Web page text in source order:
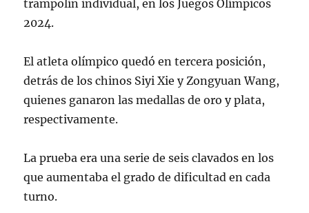
trampolín individual, en los Juegos Olímpicos
2024.
El atleta olímpico quedó en tercera posición,
detrás de los chinos Siyi Xie y Zongyuan Wang,
quienes ganaron las medallas de oro y plata,
respectivamente.
La prueba era una serie de seis clavados en los
que aumentaba el grado de dificultad en cada
turno.